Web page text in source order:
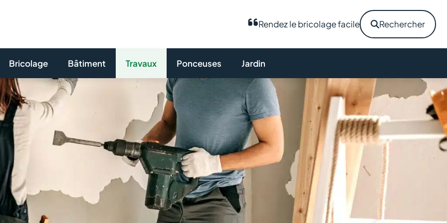
Rendez le bricolage facile Rechercher
Bricolage Bâtiment Travaux Ponceuses Jardin